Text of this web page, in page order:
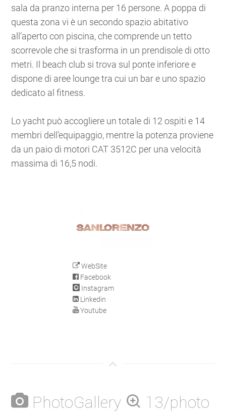
sala da pranzo interna per 16 persone. A poppa di
questa zona vi è un secondo spazio abitativo
all’aperto con piscina, che comprende un tetto
scorrevole che si trasforma in un prendisole di otto
metri. Il beach club si trova sul ponte inferiore e
dispone di aree lounge tra cui un bar e uno spazio
dedicato al fitness.
Lo yacht può accogliere un totale di 12 ospiti e 14
membri dell’equipaggio, mentre la potenza proviene
da un paio di motori CAT 3512C per una velocità
massima di 16,5 nodi.
WebSite
Facebook
Instagram
Linkedin
Youtube
PhotoGallery 13/photo